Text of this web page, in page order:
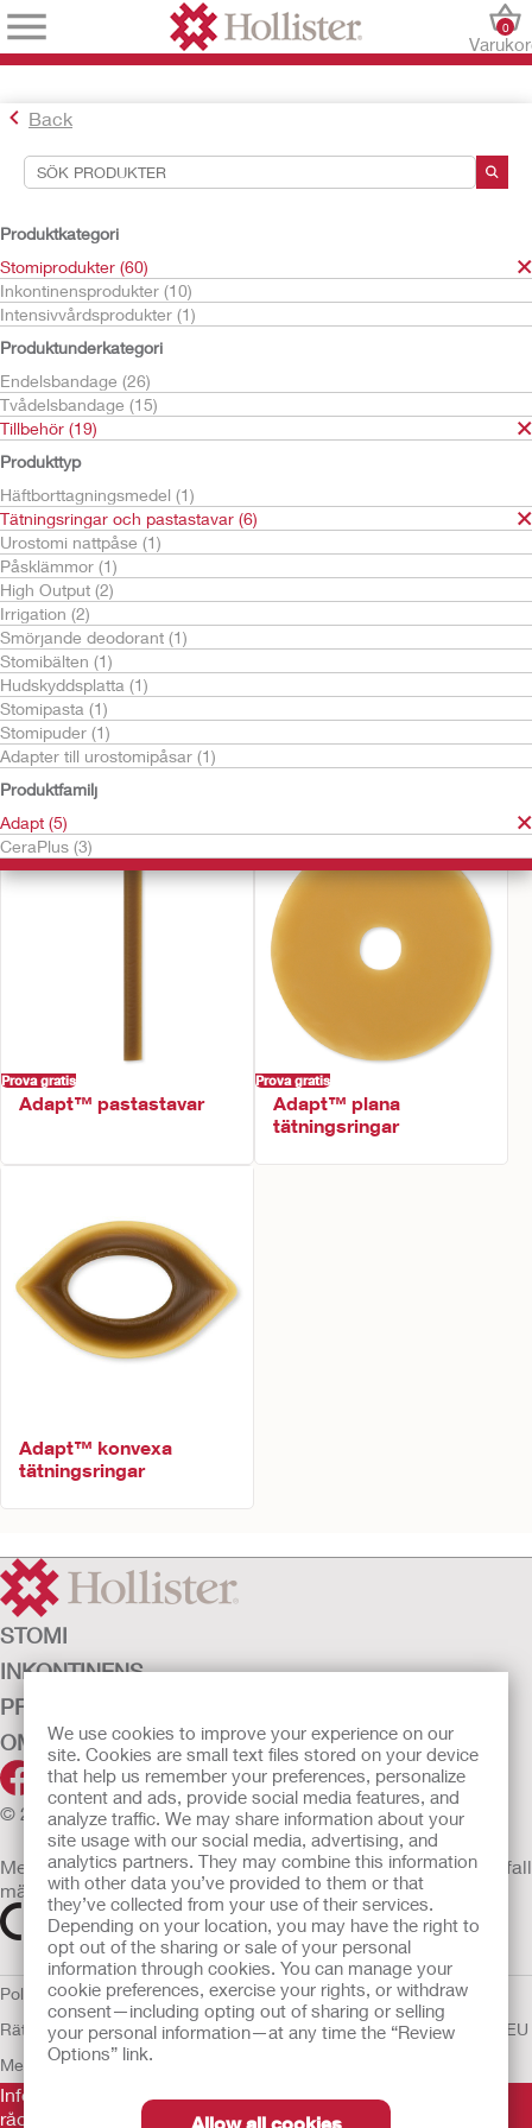
We use cookies to improve your experience on our
site. Cookies are small text files stored on your device
that help us remember your preferences, personalize
content and ads, provide social media features, and
analyze traffic. We may share information about your
site usage with our social media, advertising, and
analytics partners. They may combine this information
with other data you’ve provided to them or that
they’ve collected from your use of their services.
Depending on your location, you may have the right to
opt out of the sharing or sale of your personal
information through cookies. You can manage your
cookie preferences, exercise your rights, or withdraw
consent—including opting out of sharing or selling
your personal information—at any time the “Review
Options” link.
Allow all cookies
0
Back
Produktkategori
Stomiprodukter (60)
Inkontinensprodukter (10)
Intensivvårdsprodukter (1)
Produktunderkategori
Endelsbandage (26)
Tvådelsbandage (15)
Tillbehör (19)
Produkttyp
Häftborttagningsmedel (1)
Tätningsringar och pastastavar (6)
Urostomi nattpåse (1)
Påsklämmor (1)
High Output (2)
Irrigation (2)
Smörjande deodorant (1)
Stomibälten (1)
Hudskyddsplatta (1)
Stomipasta (1)
Stomipuder (1)
Adapter till urostomipåsar (1)
Produktfamilj
Adapt (5)
CeraPlus (3)
Sökverktyg
Dina val:
Stomiprodukter
Tillbehör
Tätningsringar och pastastavar
Adapt
Ditt val matchade5resultat
Sortera efter:
Prova gratis
CeraPlus
Ytterförstärkare
Prova gratis
Adapt™ pastastavar
Prova gratis
Adapt™ plana
tätningsringar
Adapt™ konvexa
tätningsringar
STOMI
INKONTINENS
PRODUKTER
OM OSS
© 2026 Hollister Incorporated
Medicintekniska enheter som säljs i EU är i förekommande fall
märkta med någon av följande symboler
Policy för Mänskliga
Rättigheter AnvändarvillkorSekretesspolicy Användning av cookies
EU
Meddelande till Visselblåsare
Informationen som finns här är inte avsedd som medicinsk
rådgivning och är inte en ersättning för de råd du får av din